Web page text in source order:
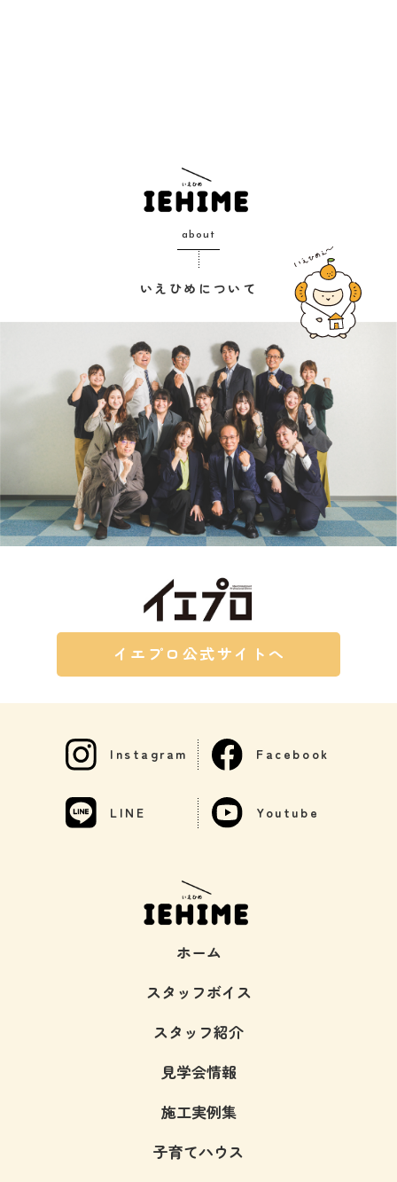
about
いえひめについて
イエプロ公式サイトへ
ホーム
スタッフボイス
スタッフ紹介
見学会情報
施工実例集
子育てハウス
Instagram Facebook
LINE Youtube